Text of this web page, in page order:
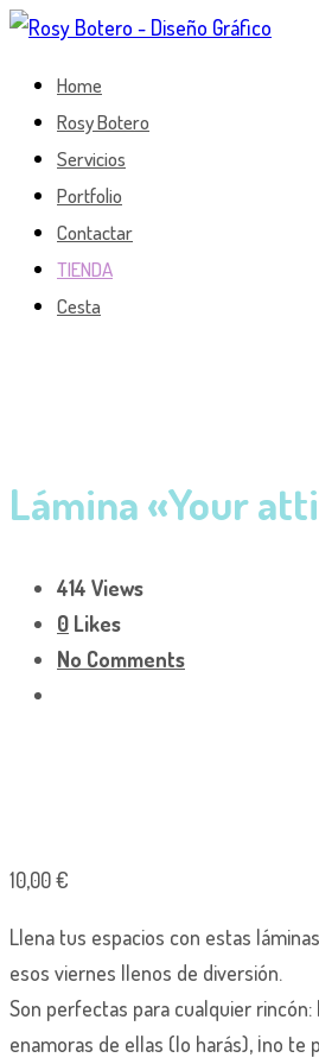
Home
Rosy Botero
Servicios
Portfolio
Contactar
TIENDA
Cesta
Lámina «Your
414 Views
0 Likes
No Comments
10,00€
Llena tus espacios con estas
esos viernes llenos de diversión.
Son perfectas para cualquier
enamoras de ellas (lo harás), ¡no